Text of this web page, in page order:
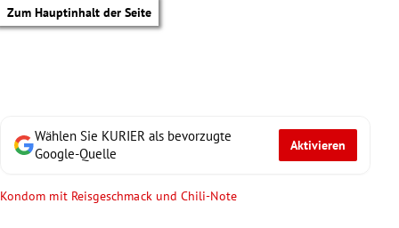
Zum Hauptinhalt der Seite
Wählen Sie KURIER als bevorzugte
Google-Quelle
Aktivieren
Kondom mit Reisgeschmack und Chili-Note